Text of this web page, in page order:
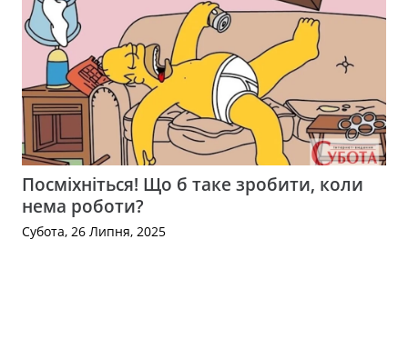
Посміхніться! Що б таке зробити, коли
нема роботи?
Субота, 26 Липня, 2025